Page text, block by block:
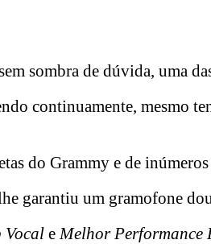
sombra de dúvida, uma
continuamente, mesmo
do Grammy e de
garantiu um gramofone
Vocal e Melhor Performance